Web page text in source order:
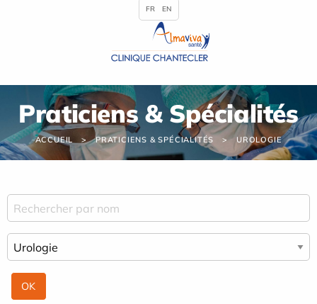
Praticiens & Spécialités
ACCUEIL PRATICIENS & SPÉCIALITÉS UROLOGIE
FR EN
Panneau de gestion des cookies